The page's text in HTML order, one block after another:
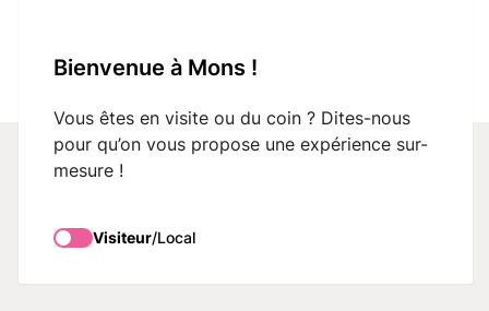
Bienvenue à Mons !
Vous êtes en visite ou du coin ? Dites-nous
pour qu’on vous propose une expérience sur-
mesure !
Visiteur/Local
Groupes